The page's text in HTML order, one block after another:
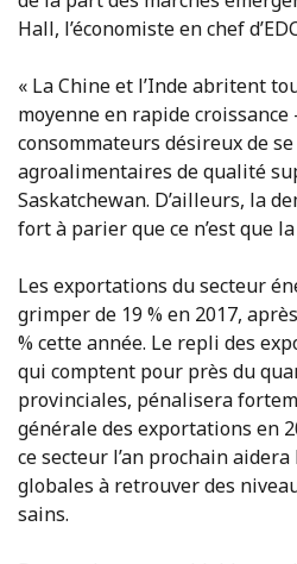
Hall, l’économiste en chef
« La Chine et l’Inde abritent
moyenne en rapide
consommateurs désireux de
agroalimentaires de qualité
Saskatchewan. D’ailleurs, la
fort à parier que ce n’est que
Les exportations du secteur
grimper de 19 % en 2017,
% cette année. Le repli des
qui comptent pour près du
provinciales, pénalisera
générale des exportations en
ce secteur l’an prochain
globales à retrouver des
sains.